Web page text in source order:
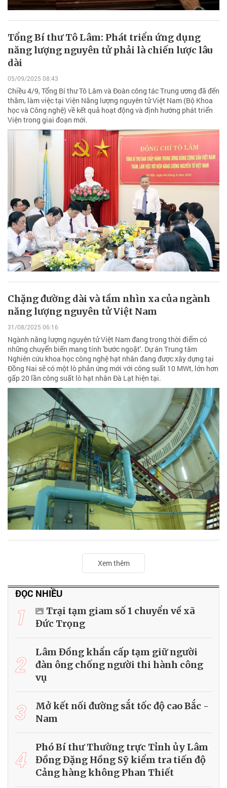
Tổng Bí thư Tô Lâm: Phát triển ứng dụng
năng lượng nguyên tử phải là chiến lược lâu
dài
05/09/2025 08:43
Chiều 4/9, Tổng Bí thư Tô Lâm và Đoàn công tác Trung ương đã đến
thăm, làm việc tại Viện Năng lượng nguyên tử Việt Nam (Bộ Khoa
học và Công nghệ) về kết quả hoạt động và định hướng phát triển
Viện trong giai đoạn mới.
Chặng đường dài và tầm nhìn xa của ngành
năng lượng nguyên tử Việt Nam
31/08/2025 06:16
Ngành năng lượng nguyên tử Việt Nam đang trong thời điểm có
những chuyển biến mang tính 'bước ngoặt'. Dự án Trung tâm
Nghiên cứu khoa học công nghệ hạt nhân đang được xây dựng tại
Đồng Nai sẽ có một lò phản ứng mới với công suất 10 MWt, lớn hơn
gấp 20 lần công suất lò hạt nhân Đà Lạt hiện tại.
Xem thêm
ĐỌC NHIỀU
1
Trại tạm giam số 1 chuyển về xã
Đức Trọng
2
Lâm Đồng khẩn cấp tạm giữ người
đàn ông chống người thi hành công
vụ
3
Mở kết nối đường sắt tốc độ cao Bắc -
Nam
4
Phó Bí thư Thường trực Tỉnh ủy Lâm
Đồng Đặng Hồng Sỹ kiểm tra tiến độ
Cảng hàng không Phan Thiết